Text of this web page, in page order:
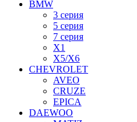
BMW
3 серия
5 серия
7 серия
X1
X5/X6
CHEVROLET
AVEO
CRUZE
EPICA
DAEWOO